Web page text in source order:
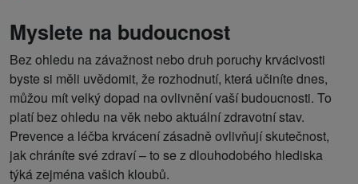
Myslete na budoucnost
Bez ohledu na závažnost nebo druh poruchy krvácivosti
byste si měli uvědomit, že rozhodnutí, která učiníte dnes,
můžou mít velký dopad na ovlivnění vaší budoucnosti. To
platí bez ohledu na věk nebo aktuální zdravotní stav.
Prevence a léčba krvácení zásadně ovlivňují skutečnost,
jak chráníte své zdraví – to se z dlouhodobého hlediska
týká zejména vašich kloubů.